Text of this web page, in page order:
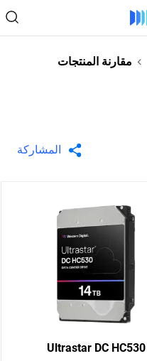
مقارنة المنتجات
المشاركة
Ultrastar DC HC530